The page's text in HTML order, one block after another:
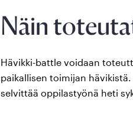
Näin
Hävikki-battle voidaan
paikallisen toimijan
selvittää oppilastyönä heti